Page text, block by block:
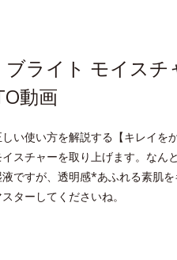
ブライト モイス
動画
い使い方を解説する【キレイを
スチャーを取り上げます。なん
ですが、透明感*あふれる素肌
ターしてくださいね。